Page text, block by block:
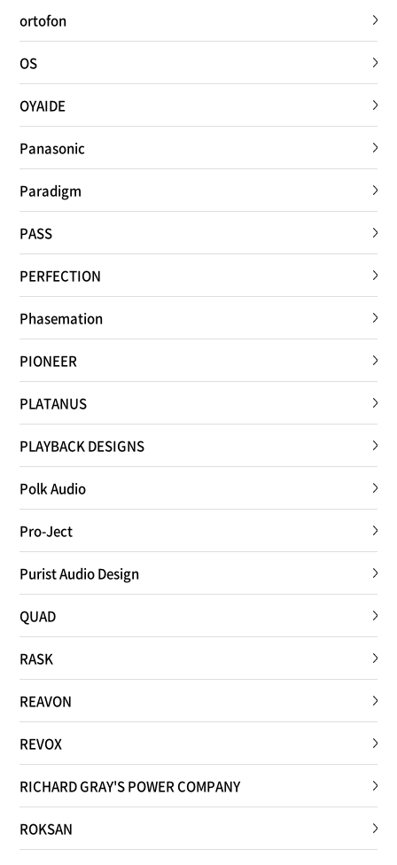
ortofon
OS
OYAIDE
Panasonic
Paradigm
PASS
PERFECTION
Phasemation
PIONEER
PLATANUS
PLAYBACK DESIGNS
Polk Audio
Pro-Ject
Purist Audio Design
QUAD
RASK
REAVON
REVOX
RICHARD GRAY'S POWER COMPANY
ROKSAN